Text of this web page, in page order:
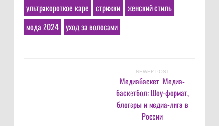
ультракороткое каре стрижки
женский стиль
мода 2024
уход за волосами
NEWER POST
Медиабаскет. Медиа-
баскетбол: Шоу-формат,
блогеры и медиа-лига в
России